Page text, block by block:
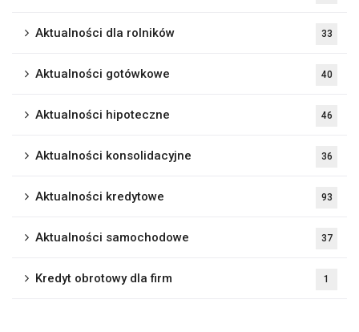
Aktualności dla rolników 33
Aktualności gotówkowe 40
Aktualności hipoteczne 46
Aktualności konsolidacyjne 36
Aktualności kredytowe 93
Aktualności samochodowe 37
Kredyt obrotowy dla firm 1